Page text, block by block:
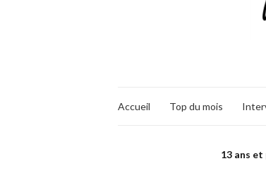
Accueil Top du mois
13 ans et